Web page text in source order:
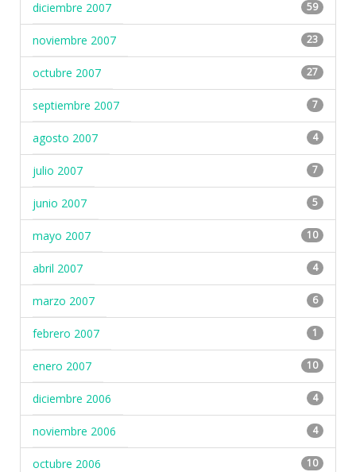
diciembre 2007 59
noviembre 2007 23
octubre 2007 27
septiembre 2007 7
agosto 2007 4
julio 2007 7
junio 2007 5
mayo 2007 10
abril 2007 4
marzo 2007 6
febrero 2007 1
enero 2007 10
diciembre 2006 4
noviembre 2006 4
octubre 2006 10